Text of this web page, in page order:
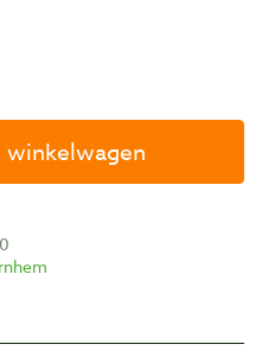
winkelwagen